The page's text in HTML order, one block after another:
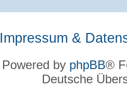
Impressum &
Powered by phpBB®
Deutsche